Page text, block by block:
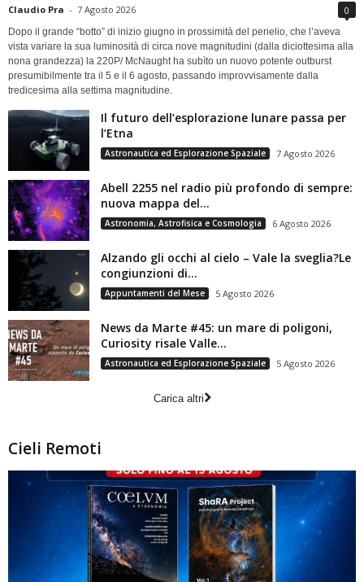
Claudio Pra - 7 Agosto 2026 0
Dopo il grande “botto” di inizio giugno in prossimità del perielio, che l’aveva
vista variare la sua luminosità di circa nove magnitudini (dalla diciottesima alla
nona grandezza) la 220P/ McNaught ha subìto un nuovo potente outburst
presumibilmente tra il 5 e il 6 agosto, passando improvvisamente dalla
tredicesima alla settima magnitudine.
Il futuro dell’esplorazione lunare passa per
l’Etna
Astronautica ed Esplorazione Spaziale 7 Agosto 2026
Abell 2255 nel radio più profondo di sempre:
nuova mappa del...
Astronomia, Astrofisica e Cosmologia 6 Agosto 2026
Alzando gli occhi al cielo – Vale la sveglia?Le
congiunzioni di...
Appuntamenti del Mese 5 Agosto 2026
News da Marte #45: un mare di poligoni,
Curiosity risale Valle...
Astronautica ed Esplorazione Spaziale 5 Agosto 2026
Carica altri
Cieli Remoti